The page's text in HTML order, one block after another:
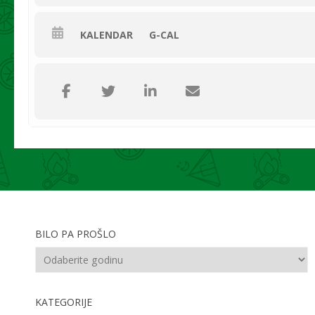
KALENDAR G-CAL
BILO PA PROŠLO
KATEGORIJE